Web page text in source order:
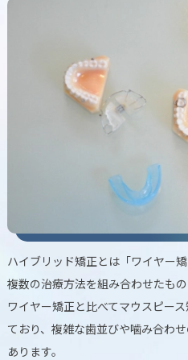
ハイブリッド矯正とは「ワイヤー
複数の治療方法を組み合わせたもの
ワイヤー矯正と比べてマウスピー
ており、複雑な歯並びや噛み合わ
あります。